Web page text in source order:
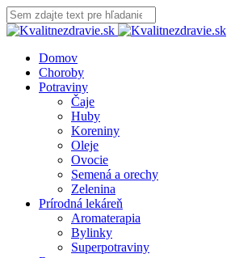
Domov
Choroby
Potraviny
Čaje
Huby
Koreniny
Oleje
Ovocie
Semená a orechy
Zelenina
Prírodná lekáreň
Aromaterapia
Bylinky
Superpotraviny